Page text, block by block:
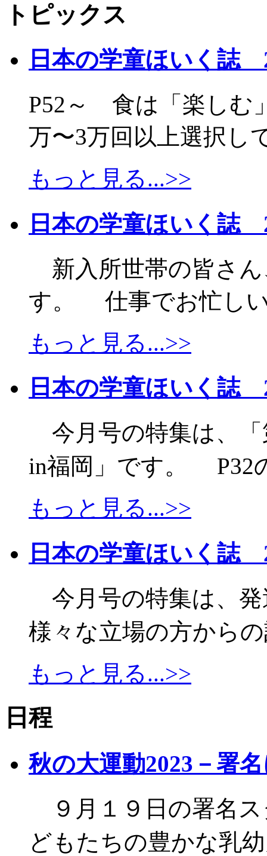
トピックス
日本の学童ほいく誌
P52～ 食は「楽しむ
万〜3万回以上選択し
もっと見る...>>
日本の学童ほいく誌
新入所世帯の皆さ
す。 仕事でお忙し
もっと見る...>>
日本の学童ほいく誌
今月号の特集は、「
in福岡」です。 P32
もっと見る...>>
日本の学童ほいく誌
今月号の特集は、
様々な立場の方から
もっと見る...>>
日程
秋の大運動2023－署
９月１９日の署名ス
どもたちの豊かな乳